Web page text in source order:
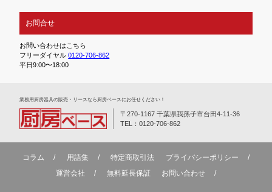
お問合せ
お問い合わせはこちら
フリーダイヤル0120-706-862
平日9:00〜18:00
業務⽤厨房器具の販売・リースなら厨房ベースにお任せください！
〒270-1167 千葉県我孫子市台田4-11-36
TEL：0120-706-862
コラム 用語集 特定商取引法
プライバシーポリシー
運営会社
無料延⻑保証 お問い合わせ